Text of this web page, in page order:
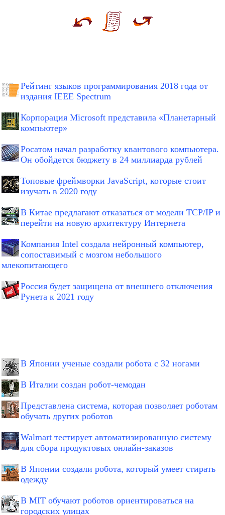
Рейтинг языков программирования 2018 года от
издания IEEE Spectrum
Корпорация Microsoft представила «Планетарный
компьютер»
Росатом начал разработку квантового компьютера.
Он обойдется бюджету в 24 миллиарда рублей
Топовые фреймворки JavaScript, которые стоит
изучать в 2020 году
В Китае предлагают отказаться от модели TCP/IP и
перейти на новую архитектуру Интернета
Компания Intel создала нейронный компьютер,
сопоставимый с мозгом небольшого
млекопитающего
Россия будет защищена от внешнего отключения
Рунета к 2021 году
В Японии ученые создали робота с 32 ногами
В Италии создан робот-чемодан
Представлена система, которая позволяет роботам
обучать других роботов
Walmart тестирует автоматизированную систему
для сбора продуктовых онлайн-заказов
В Японии создали робота, который умеет стирать
одежду
В MIT обучают роботов ориентироваться на
городских улицах